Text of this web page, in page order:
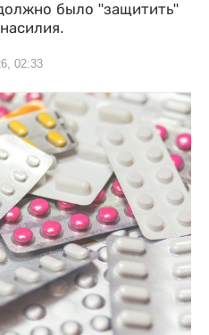
было "защитить"
02:33